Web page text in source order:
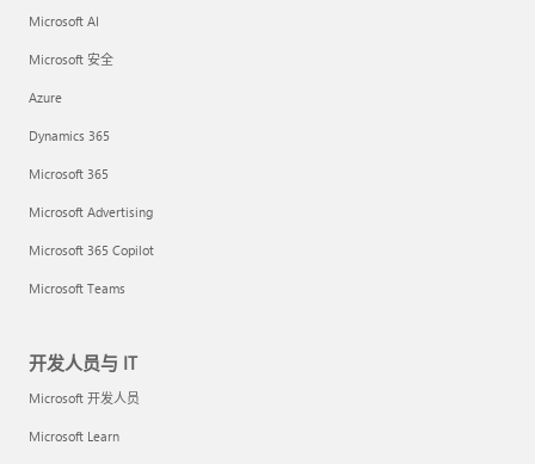
Microsoft AI
Microsoft 安全
Azure
Dynamics 365
Microsoft 365
Microsoft Advertising
Microsoft 365 Copilot
Microsoft Teams
开发人员与 IT
Microsoft 开发人员
Microsoft Learn